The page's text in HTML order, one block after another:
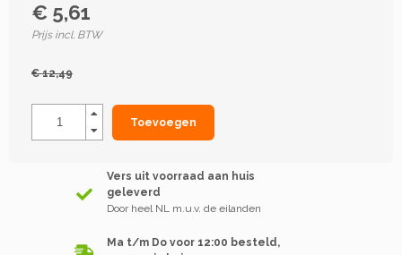
€ 5,61
Prijs incl. BTW
€ 12,49
Toevoegen
Vers uit voorraad aan huis
geleverd
Door heel NL m.u.v. de eilanden
Ma t/m Do voor 12:00 besteld,